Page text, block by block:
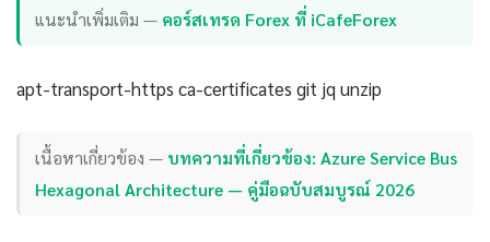
แนะนำเพิ่มเติม — คอร์สเทรด Forex ที่ iCafeForex
apt-transport-https ca-certificates git jq unzip
เนื้อหาเกี่ยวข้อง — บทความที่เกี่ยวข้อง: Azure Service Bus
Hexagonal Architecture — คู่มือฉบับสมบูรณ์ 2026